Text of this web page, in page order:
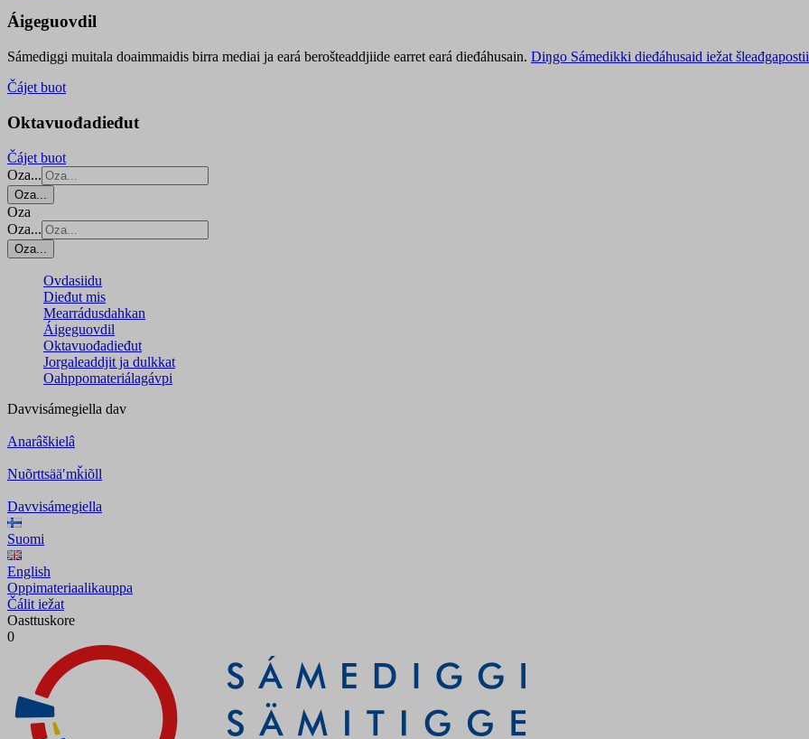
Áigeguovdil
Sámediggi muitala doaimmaidis birra mediai ja eará berošteaddjiide earret eará dieđáhusain. Diŋgo Sámedikki dieđáhusaid iežat šleađgapostii
Čájet buot
Oktavuođadieđut
Čájet buot
Oza...
Oza...
Oza
Oza...
Oza...
Ovdasiidu
Dieđut mis
Mearrádusdahkan
Áigeguovdil
Oktavuođadieđut
Jorgaleaddjit ja dulkkat
Oahppomateriálagávpi
Davvisámegiella dav
Anarâškielâ
Nuõrttsääʹmǩiõll
Davvisámegiella
Suomi
English
Oppimateriaalikauppa
Čálit iežat
Oasttuskore
0